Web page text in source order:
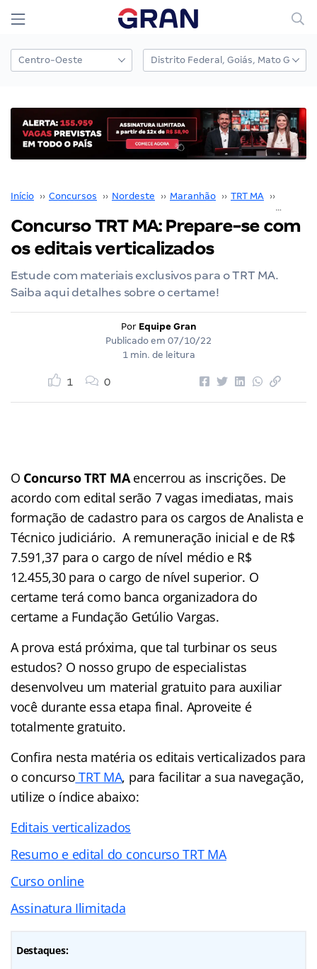
Início ›› Concursos ›› Nordeste ›› Maranhão ›› TRT MA ››
Concurso TRT MA: Prepare-se com
os editais verticalizados
Estude com materiais exclusivos para o TRT MA.
Saiba aqui detalhes sobre o certame!
Por Equipe Gran
Publicado em 07/10/22
1 min. de leitura
1 0
O Concurso TRT MAencerrou as inscrições. De
acordo com edital serão 7 vagas imediatas, mais
formação de cadastro para os cargos de Analista e
Técnico judiciário. A remuneração inicial e de R$
7.591,37 para o cargo de nível médio e R$
12.455,30 para o cargo de nível superior. O
certame terá como banca organizadora do
certame a Fundação Getúlio Vargas.
A prova está próxima, que tal turbinar os seus
estudos? O nosso grupo de especialistas
desenvolveu um material gratuito para auxiliar
você durante essa etapa final. Aproveite é
totalmente gratuito.
Confira nesta matéria os editais verticalizados para
o concurso TRT MA, para facilitar a sua navegação,
utilize o índice abaixo:
Editais verticalizados
Resumo e edital do concurso TRT MA
Curso online
Assinatura Ilimitada
Destaques: